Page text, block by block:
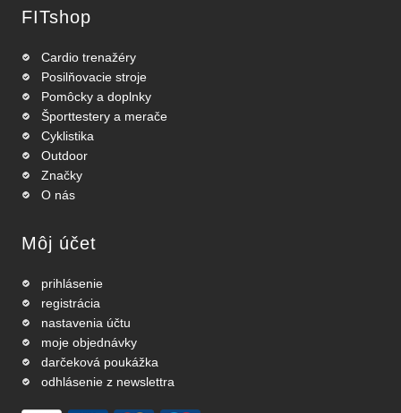
FITshop
Cardio trenažéry
Posilňovacie stroje
Pomôcky a doplnky
Športtestery a merače
Cyklistika
Outdoor
Značky
O nás
Môj účet
prihlásenie
registrácia
nastavenia účtu
moje objednávky
darčeková poukážka
odhlásenie z newslettra